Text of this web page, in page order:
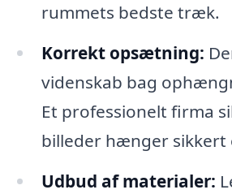
rummets bedste træk.
Korrekt opsætning:
videnskab bag
Et professionelt firma
billeder hænger
Udbud af materialer: